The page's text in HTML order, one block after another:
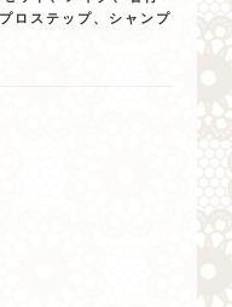
プロステップ、シャンプ